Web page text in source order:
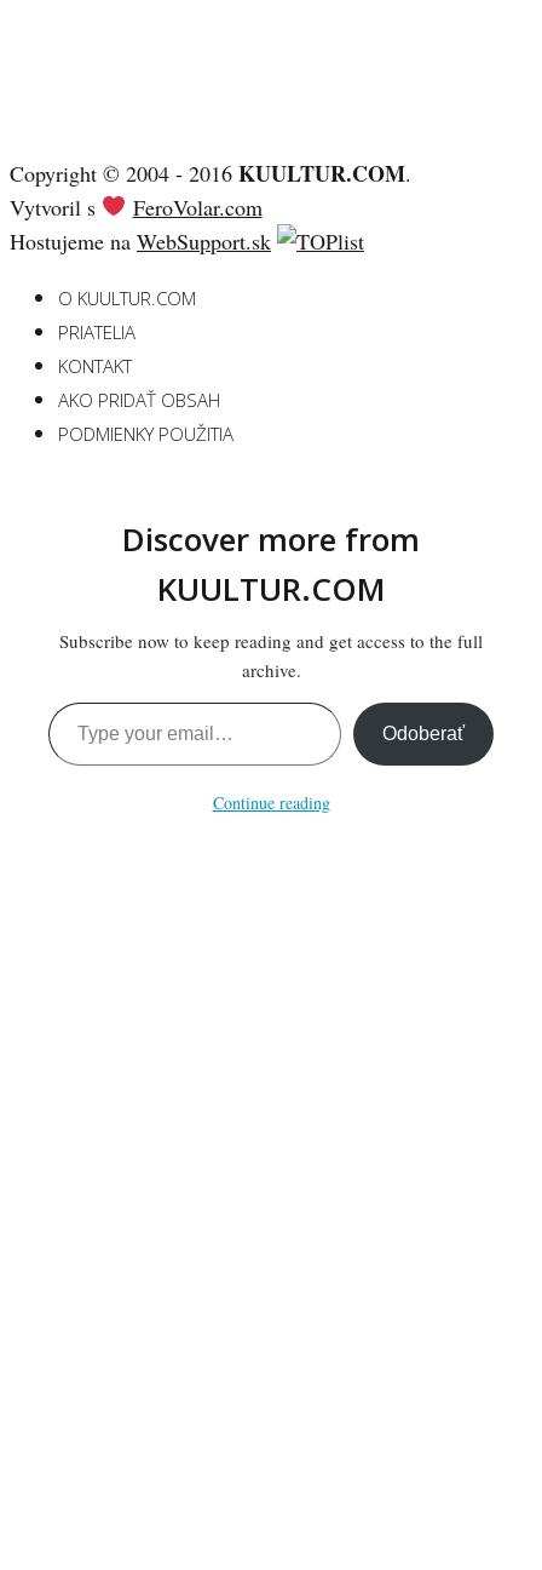
Copyright © 2004 - 2016 KUULTUR.COM.
Vytvoril s
FeroVolar.com
Hostujeme na WebSupport.sk
O KUULTUR.COM
PRIATELIA
KONTAKT
AKO PRIDAŤ OBSAH
PODMIENKY POUŽITIA
Discover more from
KUULTUR.COM
Subscribe now to keep reading and get access to the full
archive.
Type your email…
Odoberať
Continue reading